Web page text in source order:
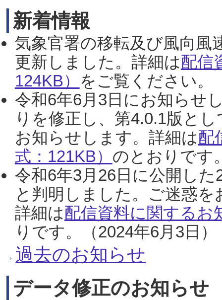
新着情報
気象官署の移転及び風向風
更新しました。詳細は配信
124KB） をご覧ください。
令和6年6月3日にお知らせ
りを修正し、第4.0.1版と
お知らせします。詳細は配
式：121KB） のとおりです
令和6年3月26日に公開し
と判明しました。ご迷惑
詳細は配信資料に関するお
りです。（2024年6月3日）
過去のお知らせ
データ修正のお知らせ